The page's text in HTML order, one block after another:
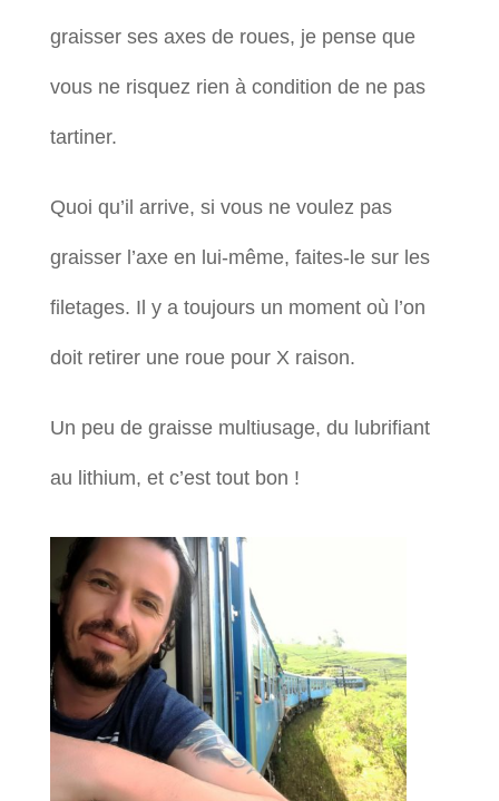
graisser ses axes de roues, je pense que
vous ne risquez rien à condition de ne pas
tartiner.
Quoi qu’il arrive, si vous ne voulez pas
graisser l’axe en lui-même, faites-le sur les
filetages. Il y a toujours un moment où l’on
doit retirer une roue pour X raison.
Un peu de graisse multiusage, du lubrifiant
au lithium, et c’est tout bon !